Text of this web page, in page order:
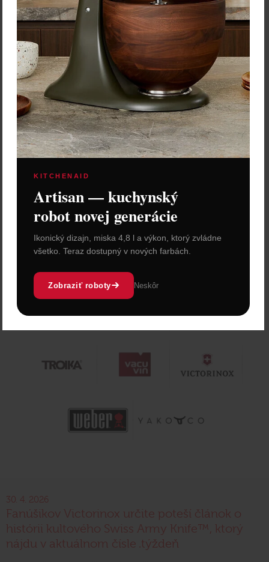
30. 4. 2026
Fanúšikov Victorinox určite poteší článok o
histórii kultového Swiss Army Knife™, ktorý
nájdu v aktuálnom čísle .týždeň
KITCHENAID
Artisan — kuchynský
robot novej generácie
Ikonický dizajn, miska 4,8 l a výkon, ktorý zvládne
všetko. Teraz dostupný v nových farbách.
Zobraziť roboty Neskôr